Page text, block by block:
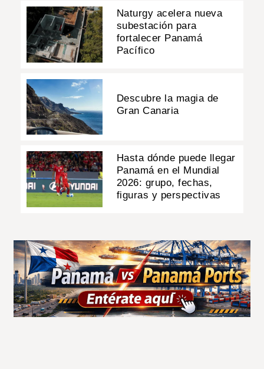
Naturgy acelera nueva
subestación para
fortalecer Panamá
Pacífico
Descubre la magia de
Gran Canaria
Hasta dónde puede llegar
Panamá en el Mundial
2026: grupo, fechas,
figuras y perspectivas